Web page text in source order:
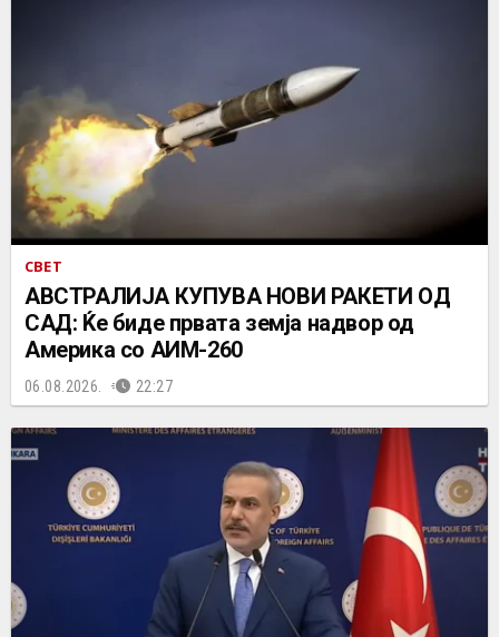
СВЕТ
АВСТРАЛИЈА КУПУВА НОВИ РАКЕТИ ОД
САД: Ќе биде првата земја надвор од
Америка со АИМ-260
06.08.2026. 22:27